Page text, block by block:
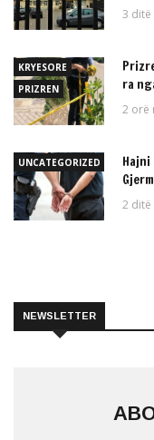
3 ditë
KRYESORE
PRIZREN
ra
2 orë
UNCATEGORIZED
2 ditë
NEWSLETTER